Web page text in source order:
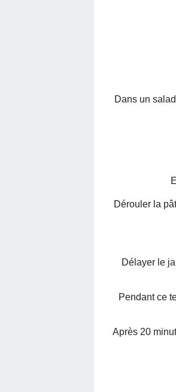
Dans un
Dérouler la
Délayer le
Pendant ce
Après 20